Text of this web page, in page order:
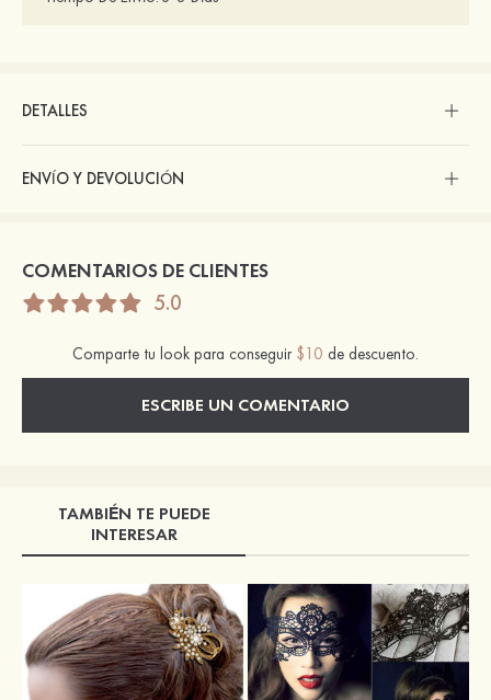
DETALLES
ENVÍO Y DEVOLUCIÓN
COMENTARIOS DE CLIENTES
5.0
Comparte tu look para conseguir $10 de descuento.
ESCRIBE UN COMENTARIO
TAMBIÉN TE PUEDE
INTERESAR